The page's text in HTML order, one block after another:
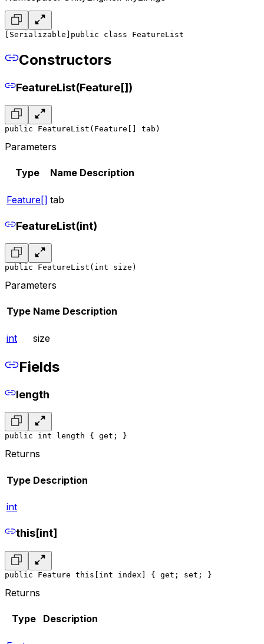
[Serializable] public class FeatureList
Constructors
FeatureList(Feature[])
public FeatureList(Feature[] tab)
Parameters
Type Name Description
Feature[] tab
FeatureList(int)
public FeatureList(int size)
Parameters
Type Name Description
int size
Fields
length
public int length { get; }
Returns
Type Description
int
this[int]
public Feature this[int index] { get; set; }
Returns
Type Description